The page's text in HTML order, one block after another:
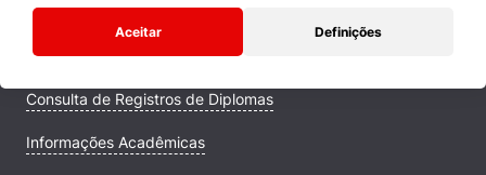
Aceitar Definições
Comunidade Transforme
Campus
Consulta de Registros de Diplomas
Informações Acadêmicas